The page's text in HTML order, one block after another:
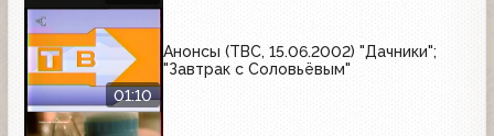
01:10
Анонсы (ТВС, 15.06.2002) "Дачники";
"Завтрак с Соловьёвым"